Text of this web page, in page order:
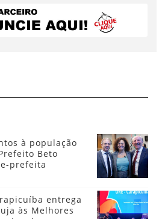
à população
Beto
prefeita
entrega
às Melhores